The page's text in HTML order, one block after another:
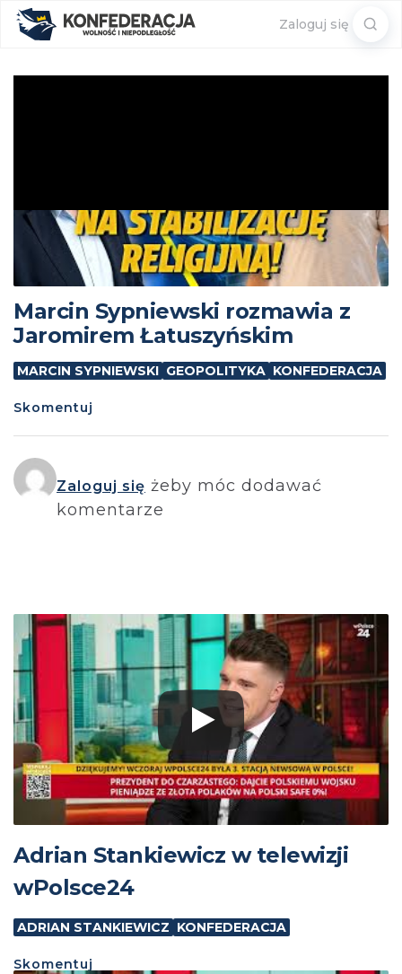
Zaloguj się
Marcin Sypniewski rozmawia z
Jaromirem Łatuszyńskim
MARCIN SYPNIEWSKI GEOPOLITYKA KONFEDERACJA
Skomentuj
Zaloguj się żeby móc dodawać
komentarze
Adrian Stankiewicz w telewizji
wPolsce24
ADRIAN STANKIEWICZ KONFEDERACJA
Skomentuj